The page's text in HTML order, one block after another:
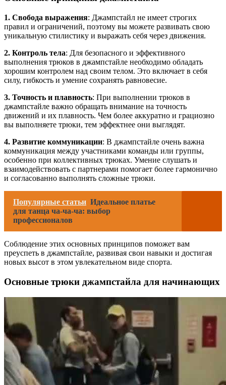
1. Свобода выражения: Джампстайл не имеет строгих
правил и ограничений, поэтому вы можете развивать свою
уникальную стилистику и выражать себя через движения.
2. Контроль тела: Для безопасного и эффективного
выполнения трюков в джампстайле необходимо обладать
хорошим контролем над своим телом. Это включает в себя
силу, гибкость и умение сохранять равновесие.
3. Точность и плавность: При выполнении трюков в
джампстайле важно обращать внимание на точность
движений и их плавность. Чем более аккуратно и грациозно
вы выполняете трюки, тем эффектнее они выглядят.
4. Развитие коммуникации: В джампстайле очень важна
коммуникация между участниками команды или группы,
особенно при коллективных трюках. Умение слушать и
взаимодействовать с партнерами помогает более гармонично
и согласованно выполнять сложные трюки.
Популярные статьи Идеальное платье
для танца ча-ча-ча: выбор
профессионалов
Соблюдение этих основных принципов поможет вам
преуспеть в джампстайле, развивая свои навыки и достигая
новых высот в этом увлекательном виде спорта.
Основные трюки джампстайла для начинающих